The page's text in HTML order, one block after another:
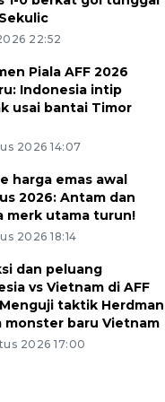
22:52
Piala AFF 2026
Indonesia intip
usai bantai Timor
2026 14:07
harga emas awal
2026: Antam dan
merk utama turun!
2026 18:14
dan peluang
vs Vietnam di AFF
taktik Herdman
monster baru Vietnam
2026 17:00